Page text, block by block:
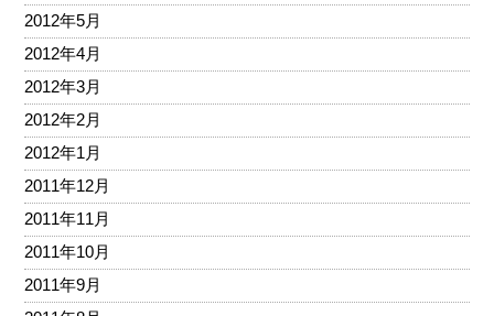
2012年5月
2012年4月
2012年3月
2012年2月
2012年1月
2011年12月
2011年11月
2011年10月
2011年9月